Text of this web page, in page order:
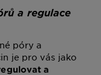
a regulace
póry a
je pro vás jako
a